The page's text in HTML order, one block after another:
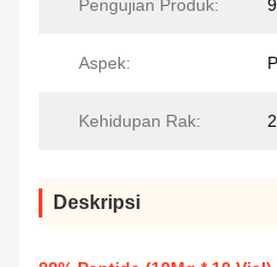
Pengujian Produk:
Aspek:
Kehidupan Rak:
Deskripsi